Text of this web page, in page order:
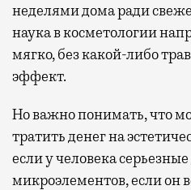
неделями дома ради
наука в косметологии
мягко, без какой-либо
эффект.
Но важно понимать, что
тратить денег на
если у человека
микроэлементов, если он